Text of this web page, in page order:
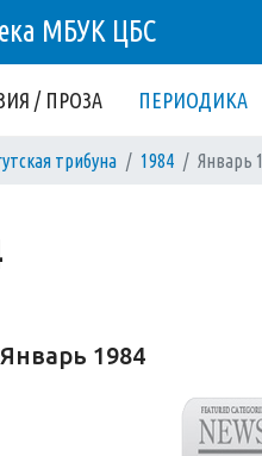
МБУК ЦБС
/ ПРОЗА ПЕРИОДИКА
трибуна 1984 Январь
1984